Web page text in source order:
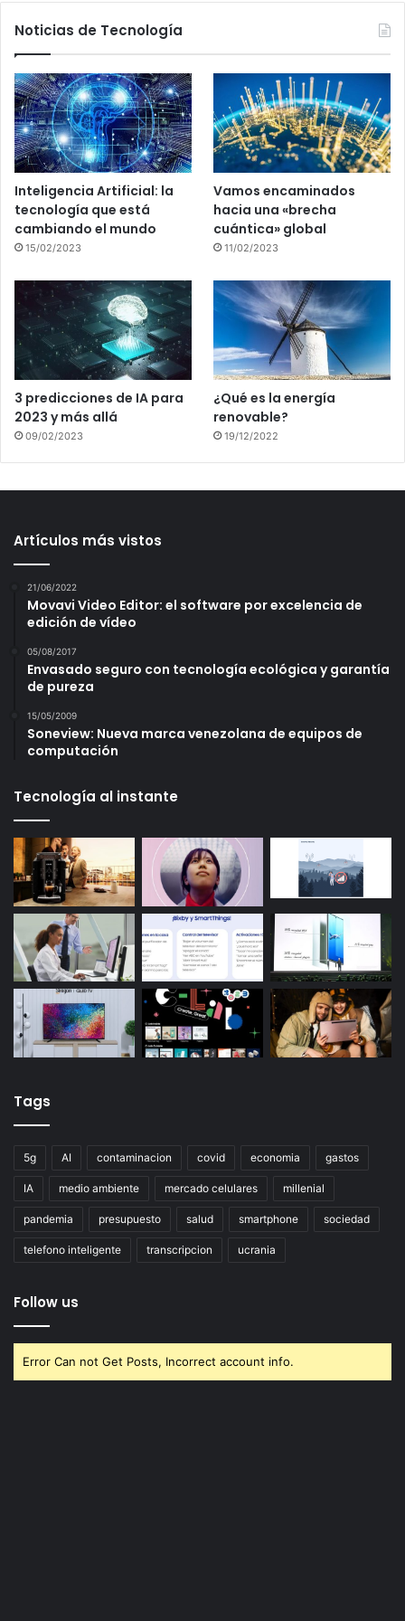
Noticias de Tecnología
Inteligencia Artificial: la
tecnología que está
cambiando el mundo
15/02/2023
Vamos encaminados
hacia una «brecha
cuántica» global
11/02/2023
3 predicciones de IA para
2023 y más allá
09/02/2023
¿Qué es la energía
renovable?
19/12/2022
Artículos más vistos
21/06/2022
Movavi Video Editor: el software por excelencia de
edición de vídeo
05/08/2017
Envasado seguro con tecnología ecológica y garantía
de pureza
15/05/2009
Soneview: Nueva marca venezolana de equipos de
computación
Tecnología al instante
Tags
5g AI contaminacion covid economia gastos
IA medio ambiente mercado celulares millenial
pandemia presupuesto salud smartphone sociedad
telefono inteligente transcripcion ucrania
Follow us
Error Can not Get Posts, Incorrect account info.